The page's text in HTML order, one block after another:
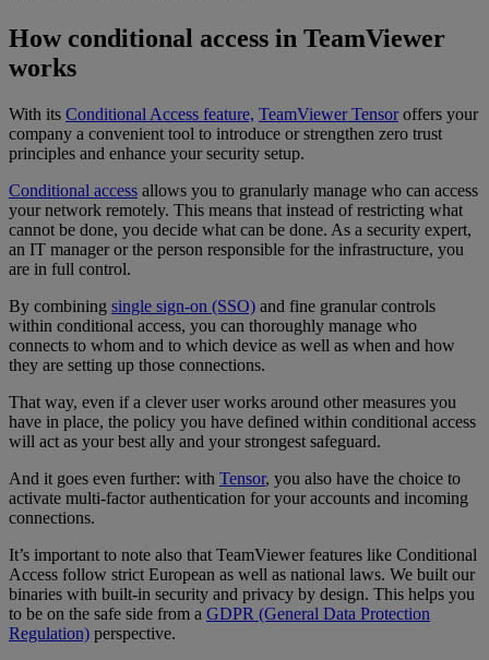
How conditional access in TeamViewer
works
With its Conditional Access feature, TeamViewer Tensoroffers your
company a convenient tool to introduce or strengthen zero trust
principles and enhance your security setup.
Conditional access allows you to granularly manage who can access
your network remotely. This means that instead of restricting what
cannot be done, you decide what can be done. As a security expert,
an IT manager or the person responsible for the infrastructure, you
are in full control.
By combining single sign-on (SSO) and fine granular controls
within conditional access, you can thoroughly manage who
connects to whom and to which device as well as when and how
they are setting up those connections.
That way, even if a clever user works around other measures you
have in place, the policy you have defined within conditional access
will act as your best ally and your strongest safeguard.
And it goes even further: with Tensor, you also have the choice to
activate multi-factor authentication for your accounts and incoming
connections.
It’s important to note also that TeamViewer features like Conditional
Access follow strict European as well as national laws. We built our
binaries with built-in security and privacy by design. This helps you
to be on the safe side from a GDPR (General Data Protection
Regulation) perspective.